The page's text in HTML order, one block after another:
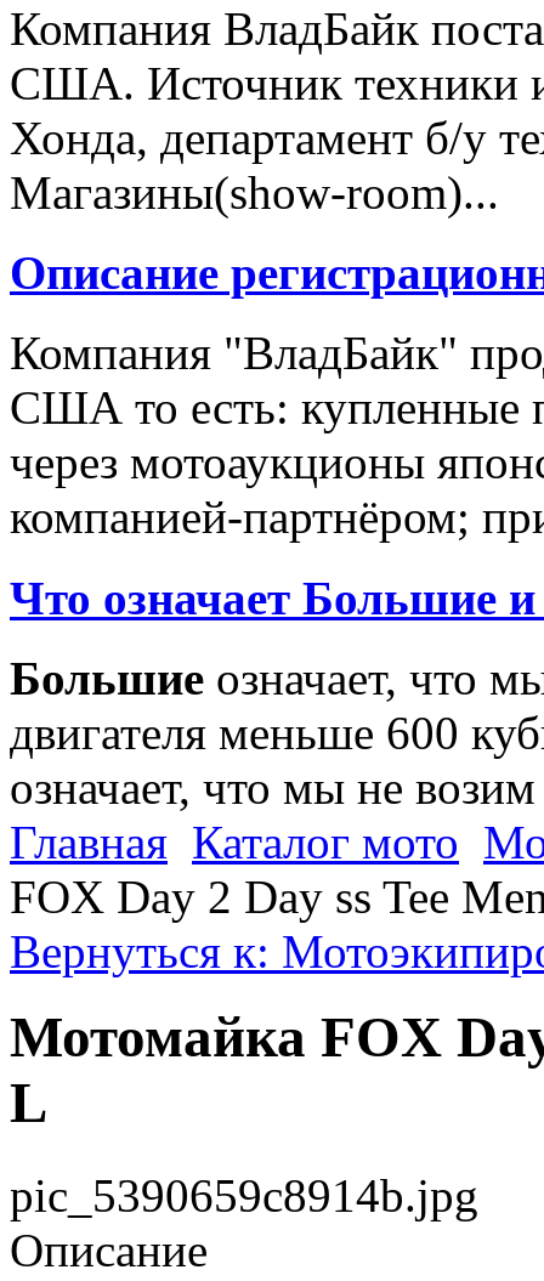
Компания ВладБайк
США. Источник техники
Хонда, департамент б/у
Магазины(show-room)...
Описание
Компания "ВладБайк"
США то есть: купленные
через мотоаукционы
компанией-партнёром;
Что означает Большие
Большие означает, что
двигателя меньше 600
означает, что мы не
Главная Каталог мото
FOX Day 2 Day ss Tee
Вернуться к:
Мотомайка FOX
L
pic_5390659c8914b.jpg
Описание